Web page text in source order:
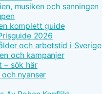
musiken och sanningen
komplett guide
2026
och arbetstid i Sverige
och kampanjer
– sök här
nyanser